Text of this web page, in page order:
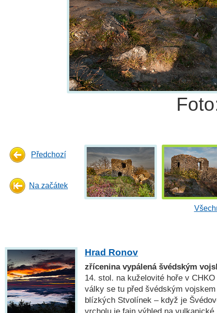
Předchozí
Na začátek
Hrad Ronov
zřícenina vypálená švédským
14. stol. na kuželovité hoře v
války se tu před švédským
blízkých Stvolínek – když je
vrcholu je fajn výhled na vulkanické